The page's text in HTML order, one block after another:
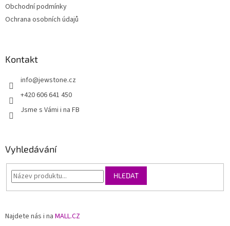
Obchodní podmínky
Ochrana osobních údajů
Kontakt
info@jewstone.cz
+420 606 641 450
Jsme s Vámi i na FB
Vyhledávání
HLEDAT
Najdete nás i na MALL.CZ